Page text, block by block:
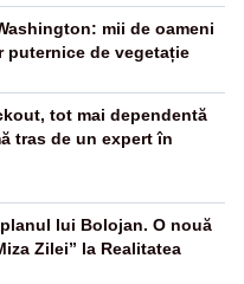
mii de oameni
puternice de vegetație
tot mai dependentă
tras de un expert în
lui Bolojan. O nouă
Zilei” la Realitatea